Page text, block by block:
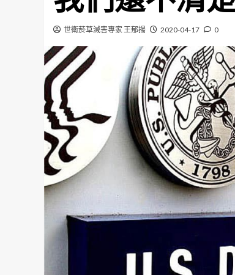
世衛菸草減害專家 王郁揚 2020-04-17 0